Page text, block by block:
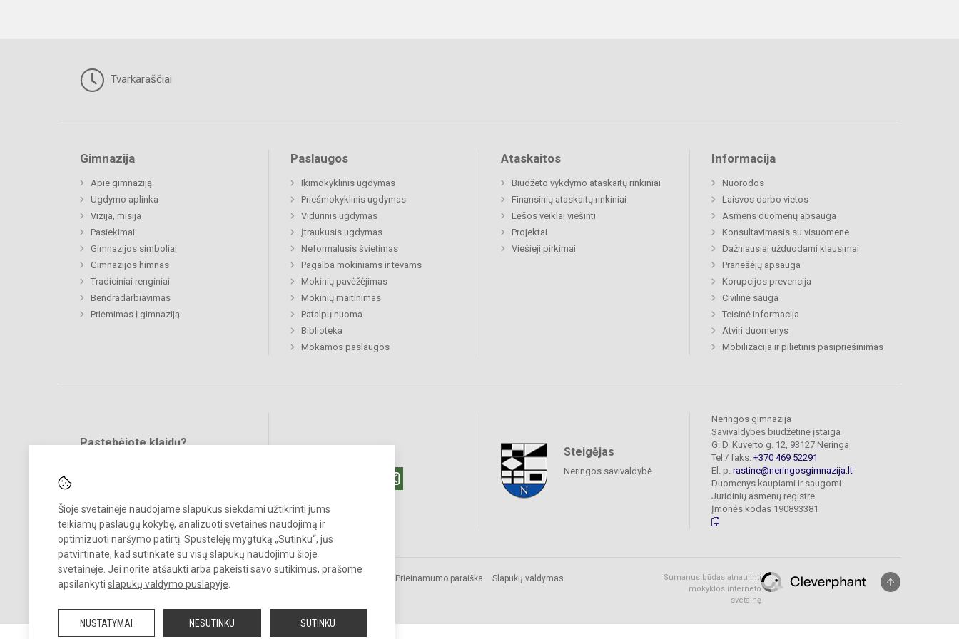
Šioje svetainėje naudojame slapukus siekdami užtikrinti jums
teikiamų paslaugų kokybę, analizuoti svetainės naudojimą ir
optimizuoti naršymo patirtį. Spustelėję mygtuką „Sutinku“, jūs
patvirtinate, kad sutinkate su visų slapukų naudojimu šioje
svetainėje. Jei norite atšaukti arba pakeisti savo sutikimus, prašome
apsilankyti slapukų valdymo puslapyje
NUSTATYMAI NESUTINKU SUTINKU
Tvarkaraščiai
Gimnazija
Apie gimnaziją
Ugdymo aplinka
Vizija, misija
Pasiekimai
Gimnazijos simboliai
Gimnazijos himnas
Tradiciniai renginiai
Bendradarbiavimas
Priėmimas į gimnaziją
Paslaugos
Ikimokyklinis ugdymas
Priešmokyklinis ugdymas
Vidurinis ugdymas
Įtraukusis ugdymas
Neformalusis švietimas
Pagalba mokiniams ir tėvams
Mokinių pavėžėjimas
Mokinių maitinimas
Patalpų nuoma
Biblioteka
Mokamos paslaugos
Ataskaitos
Biudžeto vykdymo ataskaitų rinkiniai
Finansinių ataskaitų rinkiniai
Lėšos veiklai viešinti
Projektai
Viešieji pirkimai
Informacija
Nuorodos
Laisvos darbo vietos
Asmens duomenų apsauga
Konsultavimasis su visuomene
Dažniausiai užduodami klausimai
Pranešėjų apsauga
Korupcijos prevencija
Civilinė sauga
Teisinė informacija
Atviri duomenys
Mobilizacija ir pilietinis pasipriešinimas
Pastebėjote klaidų?
Steigėjas
Neringos savivaldybė
Neringos gimnazija
Savivaldybės biudžetinė įstaiga
G. D. Kuverto g. 12, 93127 Neringa
Tel./ faks. +370 469 52291
El. p. rastine@neringosgimnazija.lt
Duomenys kaupiami ir saugomi
Juridinių asmenų registre
Įmonės kodas 190893381
© 2026. Neringos gimnazija. Visos teisės saugomos.
Kopijuoti turinį be raštiško įstaigos administracijos sutikimo griežtai
Prieinamumo paraiška Slapukų valdymas
Sumanus būdas atnaujinti
mokyklos interneto
svetainę